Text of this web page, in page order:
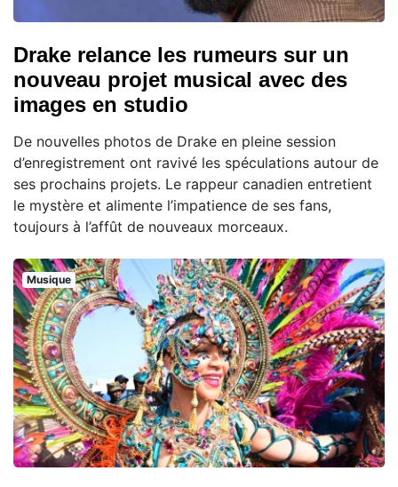
Drake relance les rumeurs sur un
nouveau projet musical avec des
images en studio
De nouvelles photos de Drake en pleine session
d’enregistrement ont ravivé les spéculations autour de
ses prochains projets. Le rappeur canadien entretient
le mystère et alimente l’impatience de ses fans,
toujours à l’affût de nouveaux morceaux.
Musique